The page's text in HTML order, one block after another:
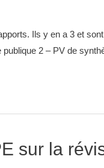
Ils y en a 3 et
publique 2 – PV de
sur la